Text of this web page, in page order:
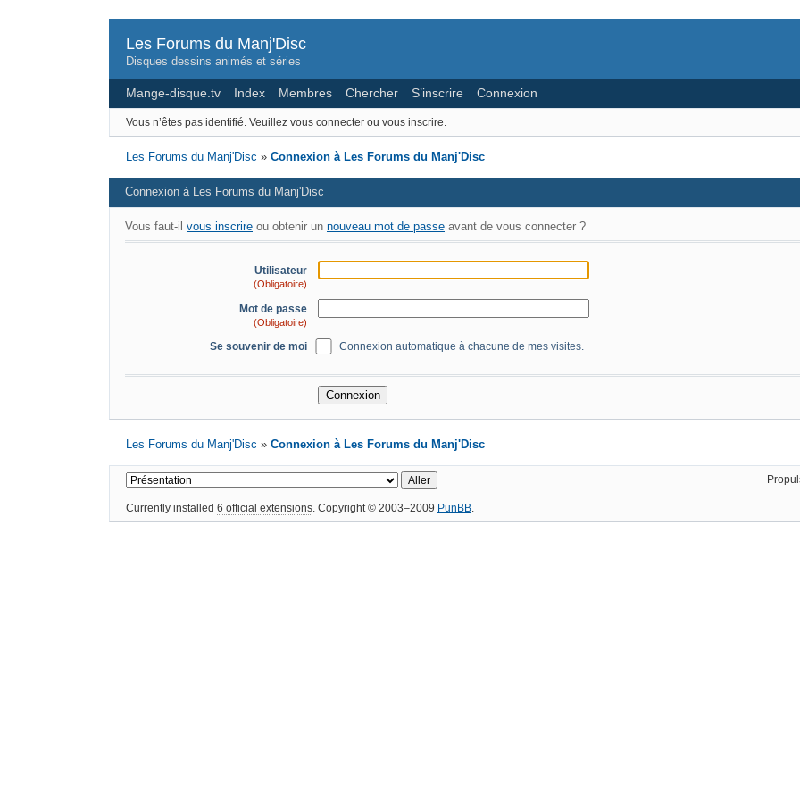
Les Forums du Manj'Disc
Disques dessins animés et séries
Mange-disque.tv Index Membres Chercher S’inscrire Connexion
Vous n’êtes pas identifié. Veuillez vous connecter ou vous inscrire.
Les Forums du Manj'Disc »Connexion à Les Forums du Manj'Disc
Connexion à Les Forums du Manj'Disc
Vous faut-il vous inscrire ou obtenir un nouveau mot de passe avant de vous connecter ?
Utilisateur
(Obligatoire)
Mot de passe
(Obligatoire)
Se souvenir de moi Connexion automatique à chacune de mes visites.
Les Forums du Manj'Disc »Connexion à Les Forums du Manj'Disc
Currently installed 6 official extensions. Copyright © 2003–2009 PunBB.